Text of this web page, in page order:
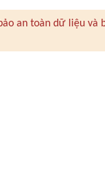
an toàn dữ liệu và